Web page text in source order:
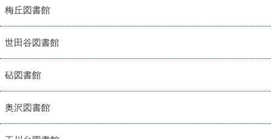
梅丘図書館
世田谷図書館
砧図書館
奥沢図書館